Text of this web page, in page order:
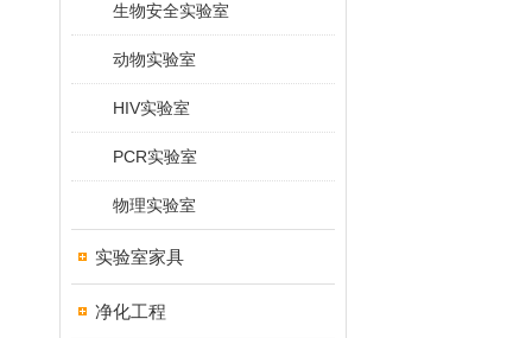
生物安全实验室
动物实验室
HIV实验室
PCR实验室
物理实验室
实验室家具
净化工程